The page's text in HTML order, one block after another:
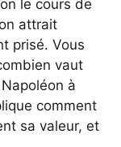
le cours de
attrait
prisé. Vous
vaut
à
comment
sa valeur, et